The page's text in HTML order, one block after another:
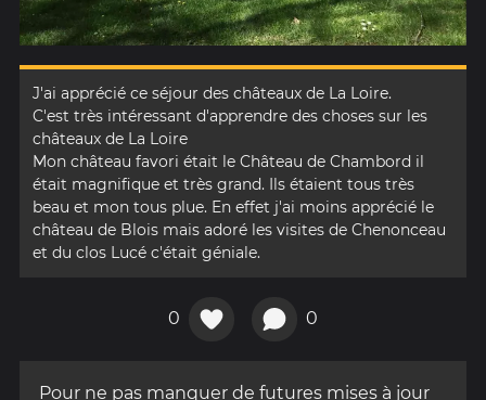
J'ai apprécié ce séjour des châteaux de La Loire.
C'est très intéressant d'apprendre des choses sur les
châteaux de La Loire
Mon château favori était le Château de Chambord il
était magnifique et très grand. Ils étaient tous très
beau et mon tous plue. En effet j'ai moins apprécié le
château de Blois mais adoré les visites de Chenonceau
et du clos Lucé c'était géniale.
0 0
Pour ne pas manquer de futures mises à jour